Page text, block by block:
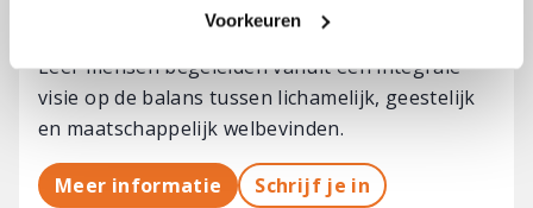
Voorkeuren
Vitaliteitscoach
Leer mensen begeleiden vanuit een integrale
visie op de balans tussen lichamelijk, geestelijk
en maatschappelijk welbevinden.
Meer informatie Schrijf je in